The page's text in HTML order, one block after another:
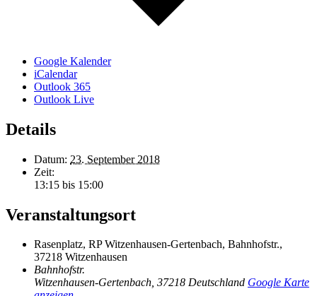
Google Kalender
iCalendar
Outlook 365
Outlook Live
Details
Datum: 23. September 2018
Zeit:
13:15 bis 15:00
Veranstaltungsort
Rasenplatz, RP Witzenhausen-Gertenbach, Bahnhofstr.,
37218 Witzenhausen
Bahnhofstr.
Witzenhausen-Gertenbach, 37218 Deutschland Google Karte